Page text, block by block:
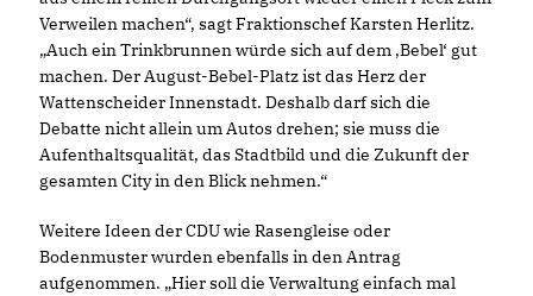
Verweilen machen“, sagt Fraktionschef Karsten Herlitz.
Auch ein Trinkbrunnen würde sich auf dem ‚Bebel‘ gut
machen. Der August-Bebel-Platz ist das Herz der
Wattenscheider Innenstadt. Deshalb darf sich die
Debatte nicht allein um Autos drehen; sie muss die
Aufenthaltsqualität, das Stadtbild und die Zukunft der
gesamten City in den Blick nehmen.“
Weitere Ideen der CDU wie Rasengleise oder
Bodenmuster wurden ebenfalls in den Antrag
aufgenommen. „Hier soll die Verwaltung einfach mal